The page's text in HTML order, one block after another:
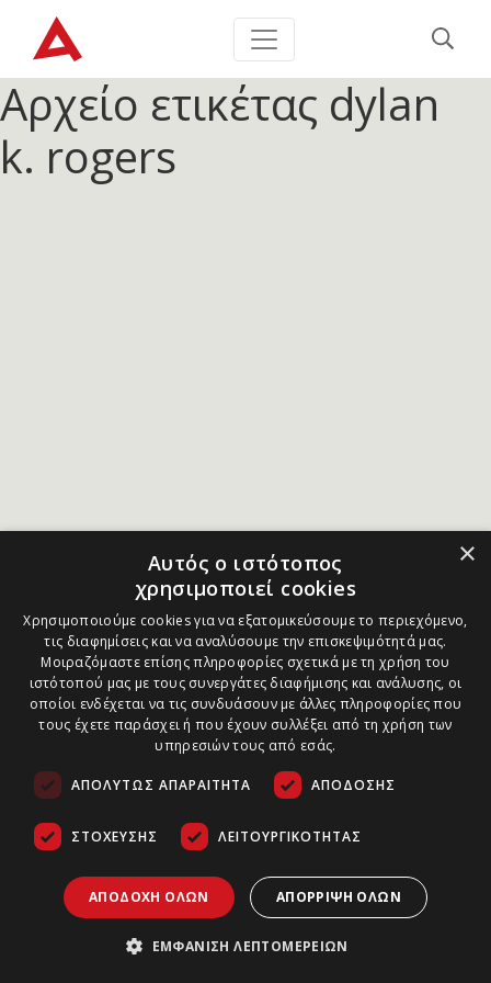
Αρχείο ετικέτας dylan
k. rogers
×
Αυτός ο ιστότοπος
χρησιμοποιεί cookies
Χρησιμοποιούμε cookies για να εξατομικεύσουμε το περιεχόμενο,
τις διαφημίσεις και να αναλύσουμε την επισκεψιμότητά μας.
Μοιραζόμαστε επίσης πληροφορίες σχετικά με τη χρήση του
ιστότοπού μας με τους συνεργάτες διαφήμισης και ανάλυσης, οι
οποίοι ενδέχεται να τις συνδυάσουν με άλλες πληροφορίες που
τους έχετε παράσχει ή που έχουν συλλέξει από τη χρήση των
υπηρεσιών τους από εσάς.
ΑΠΟΛΎΤΩΣ ΑΠΑΡΑΊΤΗΤΑ ΑΠΌΔΟΣΗΣ
ΣΤΌΧΕΥΣΗΣ ΛΕΙΤΟΥΡΓΙΚΌΤΗΤΑΣ
ΑΠΟΔΟΧΉ ΌΛΩΝ ΑΠΌΡΡΙΨΗ ΌΛΩΝ
ΕΜΦΆΝΙΣΗ ΛΕΠΤΟΜΕΡΕΙΏΝ